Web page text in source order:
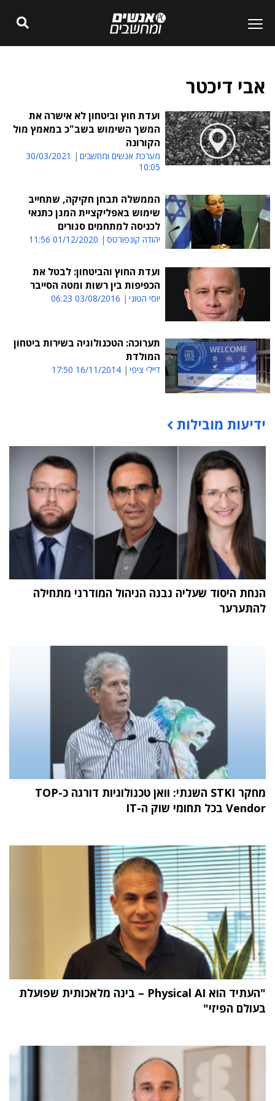
אבי דיכטר
ועדת חוץ וביטחון לא אישרה את
המשך השימוש בשב"כ במאמץ מול
הקורונה
מערכת אנשים ומחשבים
30/03/2021
10:05
הממשלה תבחן חקיקה, שתחייב
שימוש באפליקציית המגן כתנאי
לכניסה למתחמים סגורים
יהודה קונפורטס 01/12/2020 11:56
ועדת החוץ והביטחון: לבטל את
הכפיפות בין רשות ומטה הסייבר
יוסי הטוני 03/08/2016 06:23
תערוכה: הטכנולוגיה בשירות ביטחון
המולדת
דיילי ציפי 16/11/2014 17:50
תוכן פרסומי
ידיעות מובילות
הנחת היסוד שעליה נבנה הניהול המודרני מתחילה
להתערער
מחקר STKI השנתי: וואן טכנולוגיות דורגה כ-TOP
Vendor בכל תחומי שוק ה-IT
"העתיד הוא Physical AI – בינה מלאכותית שפועלת
בעולם הפיזי"